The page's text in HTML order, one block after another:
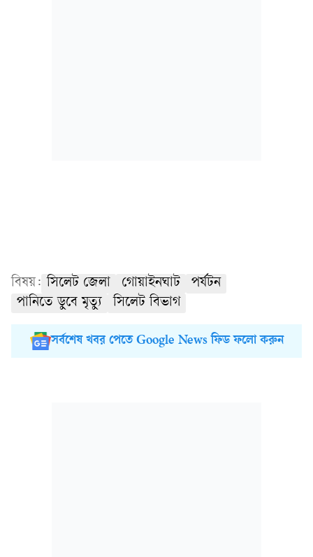
বিষয়: সিলেট জেলা গোয়াইনঘাট
পর্যটন
পানিতে ডুবে মৃত্যু
সিলেট বিভাগ
সর্বশেষ খবর পেতে Google News ফিড ফলো করুন